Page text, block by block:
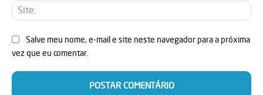
Salve meu nome, e-mail e site neste navegador para a próxima
vez que eu comentar.